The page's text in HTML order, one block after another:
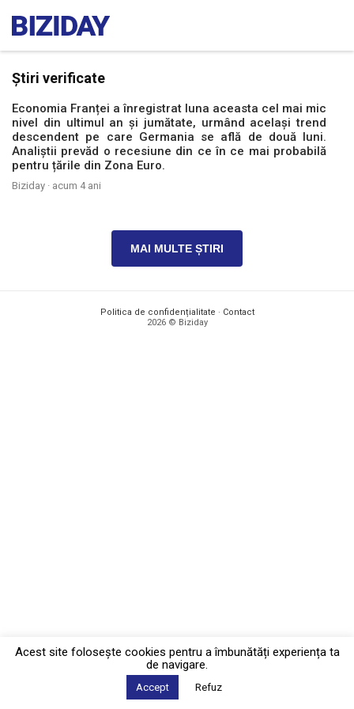
Știri verificate
Economia Franței a înregistrat luna aceasta cel mai mic
nivel din ultimul an și jumătate, urmând același trend
descendent pe care Germania se află de două luni.
Analiștii prevăd o recesiune din ce în ce mai probabilă
pentru țările din Zona Euro.
Biziday · acum 4 ani
MAI MULTE ȘTIRI
Politica de confidențialitate · Contact
2026 © Biziday
Acest site foloseşte cookies pentru a îmbunătăți experiența ta
de navigare.
Accept Refuz